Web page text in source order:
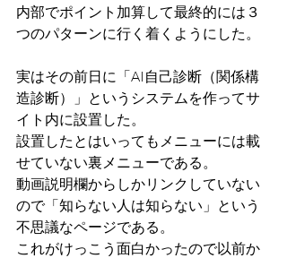
内部でポイント加算して最終的には３
つのパターンに行く着くようにした。
実はその前日に「AI自己診断（関係構
造診断）」というシステムを作ってサ
イト内に設置した。
設置したとはいってもメニューには載
せていない裏メニューである。
動画説明欄からしかリンクしていない
ので「知らない人は知らない」という
不思議なページである。
これがけっこう面白かったので以前か